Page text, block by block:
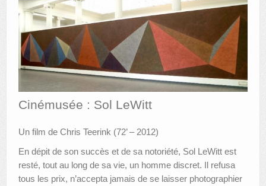
MUSÉE GRÉTRY
MUSÉE DU LUMINAIRE
FONDS PATRIMONIAUX
ANIMATIONS DES MUSÉES
PUBLICATIONS
LES APPELS À PROJETS
LE PORTAIL DES COLLECTIONS
Cinémusée : Sol LeWitt
Un film de Chris Teerink (72’ – 2012)
En dépit de son succès et de sa notoriété, Sol LeWitt est
resté, tout au long de sa vie, un homme discret. Il refusa
tous les prix, n’accepta jamais de se laisser photographier